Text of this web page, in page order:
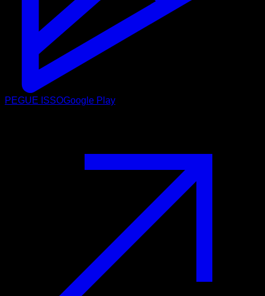
PEGUE ISSOGoogle Play